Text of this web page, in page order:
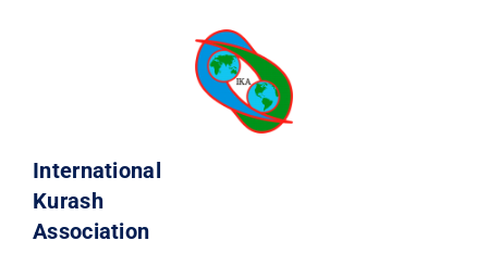
International
Kurash
Association